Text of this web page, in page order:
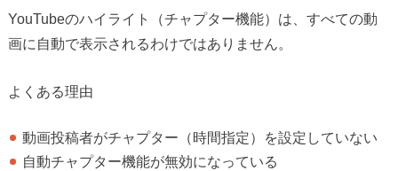
YouTubeのハイライト（チャプター機能）は、すべての動
画に自動で表示されるわけではありません。
よくある理由
動画投稿者がチャプター（時間指定）を設定していない
自動チャプター機能が無効になっている